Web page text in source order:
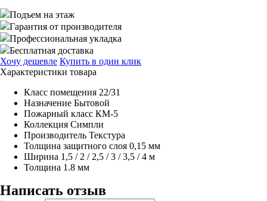
Подъем на этаж
Гарантия от производителя
Профессиональная укладка
Бесплатная доставка
Хочу дешевле Купить в один клик
Характеристики товара
Класс помещения 22/31
Назначение Бытовой
Пожарный класс КМ-5
Коллекция Симпли
Производитель Текстура
Толщина защитного слоя 0,15 мм
Ширина 1,5 / 2 / 2,5 / 3 / 3,5 / 4 м
Толщина 1.8 мм
Написать отзыв